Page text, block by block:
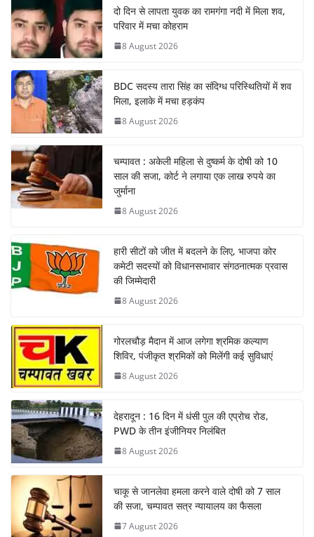
दो दिन से लापता युवक का रामगंगा नदी में मिला शव,
परिवार में मचा कोहराम
8 August 2026
BDC सदस्य तारा सिंह का संदिग्ध परिस्थितियों में शव
मिला, इलाके में मचा हड़कंप
8 August 2026
चम्पावत : अकेली महिला से दुष्कर्म के दोषी को 10
साल की सजा, कोर्ट ने लगाया एक लाख रुपये का
जुर्माना
8 August 2026
हारी सीटों को जीत में बदलने के लिए, भाजपा कोर
कमेटी सदस्यों को विधानसभावार संगठनात्मक प्रवास
की जिम्मेदारी
8 August 2026
गोरलचौड़ मैदान में आज लगेगा श्रमिक कल्याण
शिविर, पंजीकृत श्रमिकों को मिलेंगी कई सुविधाएं
8 August 2026
देहरादून : 16 दिन में धंसी पुल की एप्रोच रोड,
PWD के तीन इंजीनियर निलंबित
8 August 2026
चाकू से जानलेवा हमला करने वाले दोषी को 7 साल
की सजा, चम्पावत सत्र न्यायालय का फैसला
7 August 2026